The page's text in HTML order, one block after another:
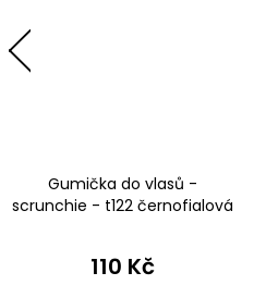
Gumička do vlasů -
scrunchie - t122 černofialová
110 Kč